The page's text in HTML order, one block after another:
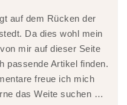
auf dem Rücken der
Da dies wohl mein
mir auf dieser Seite
passende Artikel finden.
freue ich mich
das Weite suchen …